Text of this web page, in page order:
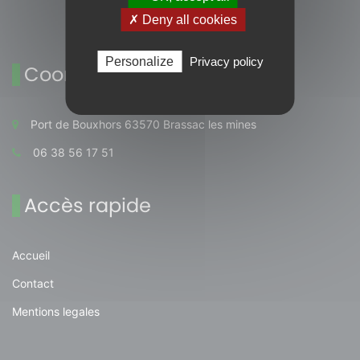
Coordonnées
Port de Bouxhors 63570 Brassac les mines
06 38 56 17 51
Accès rapide
Accueil
Contact
Mentions legales
✗ Deny all cookies
Personalize Privacy policy